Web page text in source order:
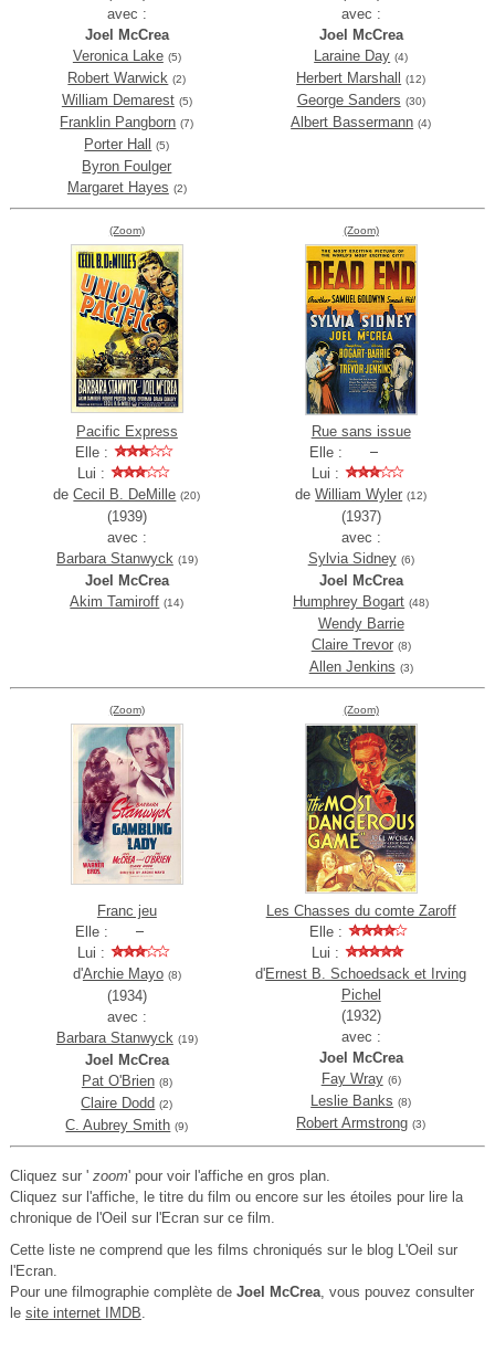
avec :
Joel McCrea
Veronica Lake (5)
Robert Warwick (2)
William Demarest (5)
Franklin Pangborn (7)
Porter Hall (5)
Byron Foulger
Margaret Hayes (2)
avec :
Joel McCrea
Laraine Day (4)
Herbert Marshall (12)
George Sanders (30)
Albert Bassermann (4)
(Zoom)
Pacific Express
Elle :
Lui :
deCecil B. DeMille (20)
(1939)
avec :
Barbara Stanwyck (19)
Joel McCrea
Akim Tamiroff (14)
(Zoom)
Rue sans issue
Elle :
Lui :
deWilliam Wyler (12)
(1937)
avec :
Sylvia Sidney (6)
Joel McCrea
Humphrey Bogart (48)
Wendy Barrie
Claire Trevor (8)
Allen Jenkins (3)
(Zoom)
Franc jeu
Elle :
Lui :
d'Archie Mayo (8)
(1934)
avec :
Barbara Stanwyck (19)
Joel McCrea
Pat O'Brien (8)
Claire Dodd (2)
C. Aubrey Smith (9)
(Zoom)
Les Chasses du comte Zaroff
Elle :
Lui :
d'Ernest B. Schoedsack et Irving
Pichel
(1932)
avec :
Joel McCrea
Fay Wray (6)
Leslie Banks (8)
Robert Armstrong (3)
Cliquez sur ' zoom' pour voir l'affiche en gros plan.
Cliquez sur l'affiche, le titre du film ou encore sur les étoiles pour lire la
chronique de l'Oeil sur l'Ecran sur ce film.
Cette liste ne comprend que les films chroniqués sur le blog L'Oeil sur
l'Ecran.
Pour une filmographie complète de Joel McCrea, vous pouvez consulter
le site internet IMDB.